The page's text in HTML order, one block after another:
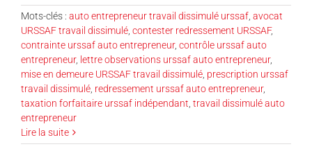
Mots-clés : auto entrepreneur travail dissimulé urssaf avocat
URSSAF travail dissimulé contester redressement URSSAF,
contrainte urssaf auto entrepreneur, contrôle urssaf auto
entrepreneur, lettre observations urssaf auto entrepreneur,
mise en demeure URSSAF travail dissimulé prescription urssaf
travail dissimulé redressement urssaf auto entrepreneur,
taxation forfaitaire urssaf indépendant travail dissimulé auto
entrepreneur
Lire la suite